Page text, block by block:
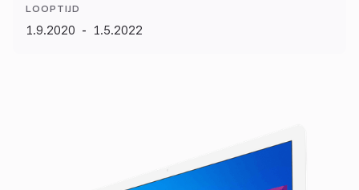
LOOPTIJD
1.9.2020 - 1.5.2022